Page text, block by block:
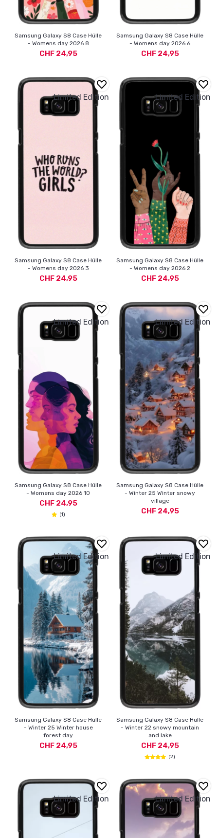
Samsung Galaxy S8 Case Hülle
- Womens day 2026 8
CHF 24,95
Samsung Galaxy S8 Case Hülle
- Womens day 2026 6
CHF 24,95
Samsung Galaxy S8 Case Hülle
- Womens day 2026 3
CHF 24,95
Limited Edition
Samsung Galaxy S8 Case Hülle
- Womens day 2026 2
CHF 24,95
Limited Edition
Samsung Galaxy S8 Case Hülle
- Womens day 2026 10
CHF 24,95
(1)
Limited Edition
Samsung Galaxy S8 Case Hülle
- Winter 25 Winter snowy
village
CHF 24,95
Limited Edition
Samsung Galaxy S8 Case Hülle
- Winter 25 Winter house
forest day
CHF 24,95
Limited Edition
Samsung Galaxy S8 Case Hülle
- Winter 22 snowy mountain
and lake
CHF 24,95
(2)
Limited Edition
Limited Edition Limited Edition